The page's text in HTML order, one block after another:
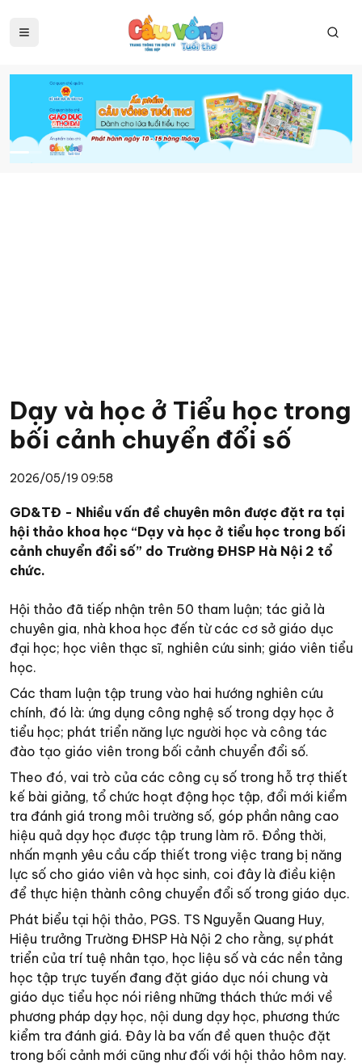
Dạy và học ở Tiểu học trong
bối cảnh chuyển đổi số
2026/05/19 09:58
GD&TĐ - Nhiều vấn đề chuyên môn được đặt ra tại
hội thảo khoa học “Dạy và học ở tiểu học trong bối
cảnh chuyển đổi số” do Trường ĐHSP Hà Nội 2 tổ
chức.
Hội thảo đã tiếp nhận trên 50 tham luận; tác giả là
chuyên gia, nhà khoa học đến từ các cơ sở giáo dục
đại học; học viên thạc sĩ, nghiên cứu sinh; giáo viên tiểu
học.
Các tham luận tập trung vào hai hướng nghiên cứu
chính, đó là: ứng dụng công nghệ số trong dạy học ở
tiểu học; phát triển năng lực người học và công tác
đào tạo giáo viên trong bối cảnh chuyển đổi số.
Theo đó, vai trò của các công cụ số trong hỗ trợ thiết
kế bài giảng, tổ chức hoạt động học tập, đổi mới kiểm
tra đánh giá trong môi trường số, góp phần nâng cao
hiệu quả dạy học được tập trung làm rõ. Đồng thời,
nhấn mạnh yêu cầu cấp thiết trong việc trang bị năng
lực số cho giáo viên và học sinh, coi đây là điều kiện
để thực hiện thành công chuyển đổi số trong giáo dục.
Phát biểu tại hội thảo, PGS. TS Nguyễn Quang Huy,
Hiệu trưởng Trường ĐHSP Hà Nội 2 cho rằng, sự phát
triển của trí tuệ nhân tạo, học liệu số và các nền tảng
học tập trực tuyến đang đặt giáo dục nói chung và
giáo dục tiểu học nói riêng những thách thức mới về
phương pháp dạy học, nội dung dạy học, phương thức
kiểm tra đánh giá. Đây là ba vấn đề quen thuộc đặt
trong bối cảnh mới cũng như đối với hội thảo hôm nay.